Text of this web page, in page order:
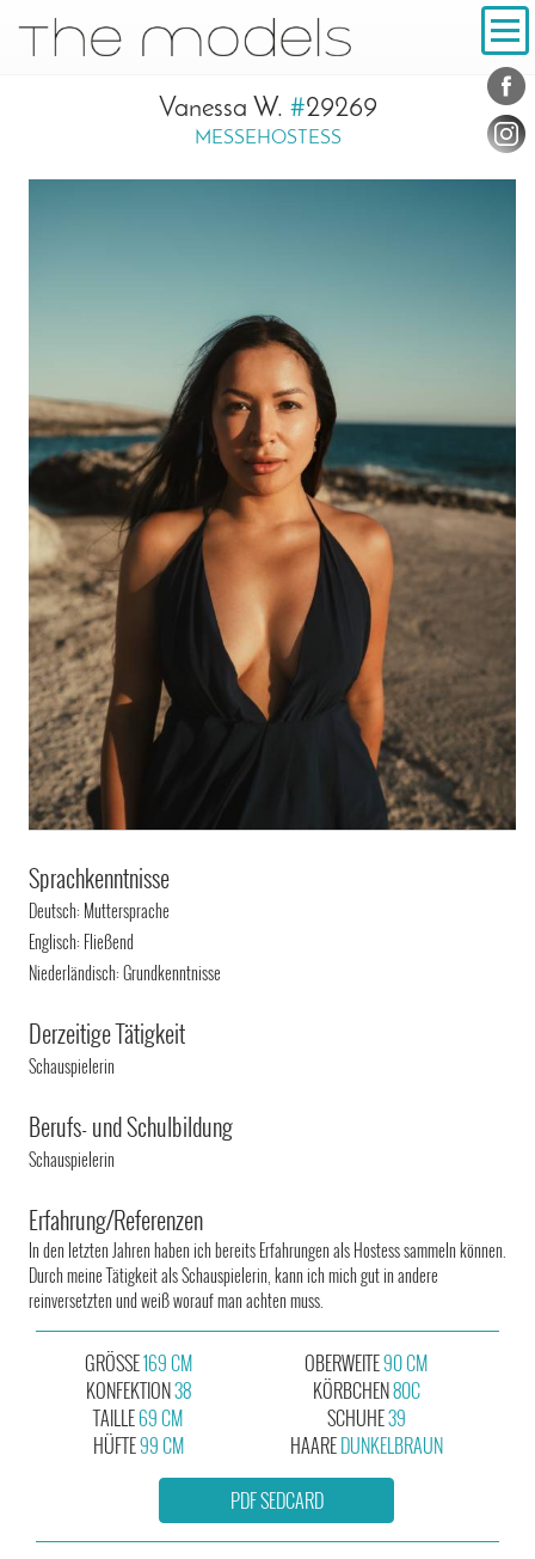
Navigation
Vanessa W. #29269
MESSEHOSTESS
Sprachkenntnisse
Deutsch: Muttersprache
Englisch: Fließend
Niederländisch: Grundkenntnisse
Derzeitige Tätigkeit
Schauspielerin
Berufs- und Schulbildung
Schauspielerin
Erfahrung/Referenzen
In den letzten Jahren haben ich bereits Erfahrungen als Hostess sammeln können.
Durch meine Tätigkeit als Schauspielerin, kann ich mich gut in andere
reinversetzten und weiß worauf man achten muss.
GRÖSSE169 CM
KONFEKTION38
OBERWEITE90 CM
KÖRBCHEN80C
TAILLE69 CM
HÜFTE99 CM
SCHUHE39
HAAREDUNKELBRAUN
PDF SEDCARD